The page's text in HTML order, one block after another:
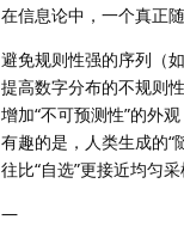
在信息论中，一个真正
避免规则性强的序列（如
提高数字分布的不规则性
增加“不可预测性”的外观
有趣的是，人类生成的“
往比“自选”更接近均匀采
—